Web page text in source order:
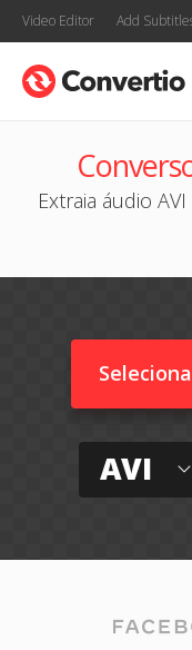
Video Editor Add
Extraia áudio
AVI